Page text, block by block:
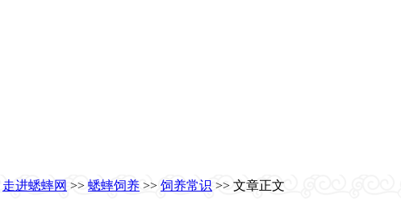
走进蟋蟀网 >> 蟋蟀饲养 >> 饲养常识 >> 文章正文